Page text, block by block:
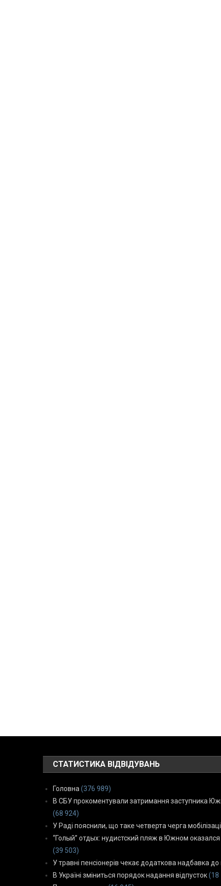
СТАТИСТИКА ВІДВІДУВАНЬ
Головна (376 989)
В СБУ прокоментували затримання заступника
(68 924)
У Раді пояснили, що таке четверта черга
“Голый” отдых: нудистский пляж в Южном
(39 503)
У травні пенсіонерів чекає додаткова надбавка до
В Україні зміниться порядок надання відпусток (18